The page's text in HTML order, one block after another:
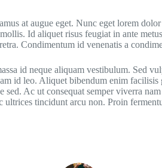
at augue eget. Nunc eget lorem
Id aliquet risus feugiat in ante
Condimentum id venenatis a
id neque aliquam vestibulum. Sed
id leo. Aliquet bibendum enim
Ac ut consequat semper viverra
tincidunt arcu non. Proin